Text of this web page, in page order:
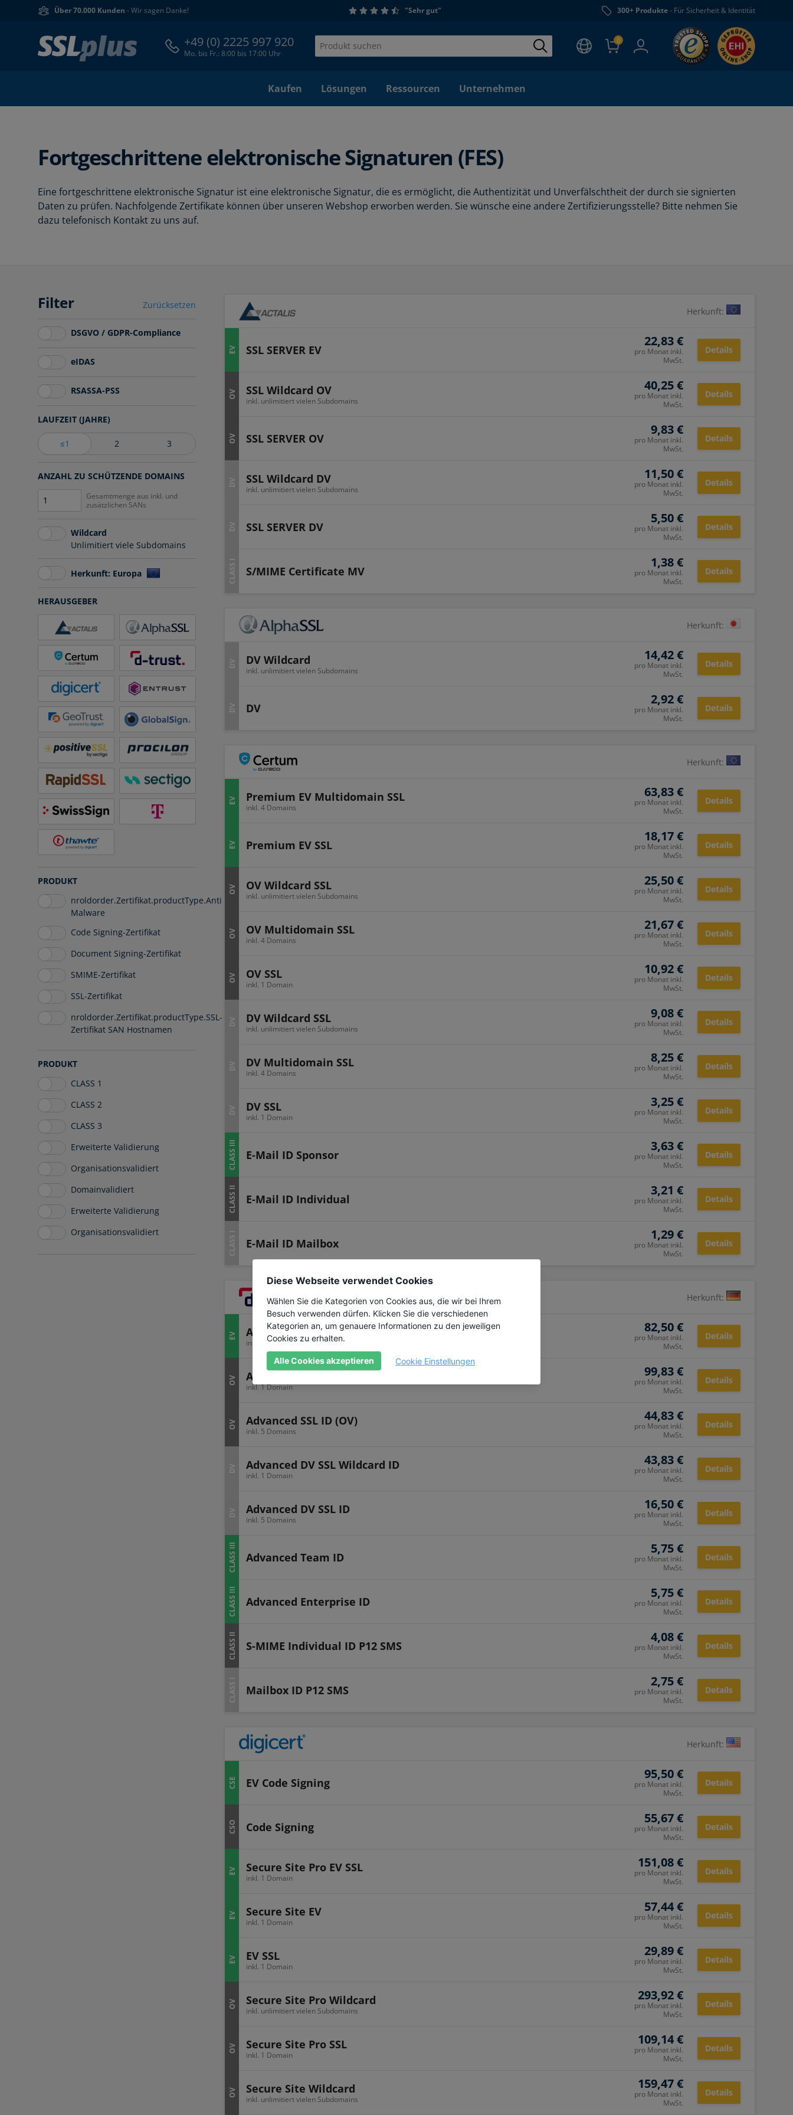
Über 70.000 Kunden - Wir sagen Danke! "Sehr gut" 300+ Produkte- Für Sicherheit & Identität
+49 (0) 2225 997 920
Mo. bis Fr.: 8:00 bis 17:00 Uhr
0
Kaufen Lösungen Ressourcen Unternehmen
Fortgeschrittene elektronische Signaturen (FES)
Eine fortgeschrittene elektronische Signatur ist eine elektronische Signatur, die es ermöglicht, die Authentizität und Unverfälschtheit der durch sie signierten
Daten zu prüfen. Nachfolgende Zertifikate können über unseren Webshop erworben werden. Sie wünsche eine andere Zertifizierungsstelle? Bitte nehmen Sie
dazu telefonisch Kontakt zu uns auf.
Filter Zurücksetzen
DSGVO / GDPR-Compliance
eIDAS
RSASSA-PSS
LAUFZEIT (JAHRE)
≤1 2 3
ANZAHL ZU SCHÜTZENDE DOMAINS
Gesamtmenge aus inkl. und
zusätzlichen SANs
Wildcard
Unlimitiert viele Subdomains
Herkunft: Europa
HERAUSGEBER
PRODUKT
nroldorder.Zertifikat.productType.Anti
Malware
Code Signing-Zertifikat
Document Signing-Zertifikat
SMIME-Zertifikat
SSL-Zertifikat
nroldorder.Zertifikat.productType.SSL-
Zertifikat SAN Hostnamen
PRODUKT
CLASS 1
CLASS 2
CLASS 3
Erweiterte Validierung
Organisationsvalidiert
Domainvalidiert
Erweiterte Validierung
Organisationsvalidiert
Herkunft:
EV SSL SERVER EV
22,83 €
pro Monat inkl.
MwSt.
Details
OV SSL Wildcard OV
inkl. unlimitiert vielen Subdomains
40,25 €
pro Monat inkl.
MwSt.
Details
OV SSL SERVER OV
9,83 €
pro Monat inkl.
MwSt.
Details
DV SSL Wildcard DV
inkl. unlimitiert vielen Subdomains
11,50 €
pro Monat inkl.
MwSt.
Details
DV SSL SERVER DV
5,50 €
pro Monat inkl.
MwSt.
Details
CLASS I S/MIME Certificate MV
1,38 €
pro Monat inkl.
MwSt.
Details
Herkunft:
DV DV Wildcard
inkl. unlimitiert vielen Subdomains
14,42 €
pro Monat inkl.
MwSt.
Details
DV DV
2,92 €
pro Monat inkl.
MwSt.
Details
Herkunft:
EV Premium EV Multidomain SSL
inkl. 4 Domains
63,83 €
pro Monat inkl.
MwSt.
Details
EV Premium EV SSL
18,17 €
pro Monat inkl.
MwSt.
Details
OV OV Wildcard SSL
inkl. unlimitiert vielen Subdomains
25,50 €
pro Monat inkl.
MwSt.
Details
OV OV Multidomain SSL
inkl. 4 Domains
21,67 €
pro Monat inkl.
MwSt.
Details
OV OV SSL
inkl. 1 Domain
10,92 €
pro Monat inkl.
MwSt.
Details
DV DV Wildcard SSL
inkl. unlimitiert vielen Subdomains
9,08 €
pro Monat inkl.
MwSt.
Details
DV DV Multidomain SSL
inkl. 4 Domains
8,25 €
pro Monat inkl.
MwSt.
Details
DV DV SSL
inkl. 1 Domain
3,25 €
pro Monat inkl.
MwSt.
Details
CLASS III E-Mail ID Sponsor
3,63 €
pro Monat inkl.
MwSt.
Details
CLASS II E-Mail ID Individual
3,21 €
pro Monat inkl.
MwSt.
Details
CLASS I E-Mail ID Mailbox
1,29 €
pro Monat inkl.
MwSt.
Details
Herkunft:
EV Advanced EV SSL ID
inkl. 5 Domains
82,50 €
pro Monat inkl.
MwSt.
Details
OV Advanced SSL ID (OV) Wildcard
inkl. 1 Domain
99,83 €
pro Monat inkl.
MwSt.
Details
OV Advanced SSL ID (OV)
inkl. 5 Domains
44,83 €
pro Monat inkl.
MwSt.
Details
DV Advanced DV SSL Wildcard ID
inkl. 1 Domain
43,83 €
pro Monat inkl.
MwSt.
Details
DV Advanced DV SSL ID
inkl. 5 Domains
16,50 €
pro Monat inkl.
MwSt.
Details
CLASS III Advanced Team ID
5,75 €
pro Monat inkl.
MwSt.
Details
CLASS III Advanced Enterprise ID
5,75 €
pro Monat inkl.
MwSt.
Details
CLASS II S-MIME Individual ID P12 SMS
4,08 €
pro Monat inkl.
MwSt.
Details
CLASS I Mailbox ID P12 SMS
2,75 €
pro Monat inkl.
MwSt.
Details
Herkunft:
CSE EV Code Signing
95,50 €
pro Monat inkl.
MwSt.
Details
CSO Code Signing
55,67 €
pro Monat inkl.
MwSt.
Details
EV Secure Site Pro EV SSL
inkl. 1 Domain
151,08 €
pro Monat inkl.
MwSt.
Details
EV Secure Site EV
inkl. 1 Domain
57,44 €
pro Monat inkl.
MwSt.
Details
EV EV SSL
inkl. 1 Domain
29,89 €
pro Monat inkl.
MwSt.
Details
OV Secure Site Pro Wildcard
inkl. unlimitiert vielen Subdomains
293,92 €
pro Monat inkl.
MwSt.
Details
OV Secure Site Pro SSL
inkl. 1 Domain
109,14 €
pro Monat inkl.
MwSt.
Details
OV Secure Site Wildcard
inkl. unlimitiert vielen Subdomains
159,47 €
pro Monat inkl.
MwSt.
Details
Diese Webseite verwendet Cookies
Wählen Sie die Kategorien von Cookies aus, die wir bei Ihrem
Besuch verwenden dürfen. Klicken Sie die verschiedenen
Kategorien an, um genauere Informationen zu den jeweiligen
Cookies zu erhalten.
Alle Cookies akzeptieren Cookie Einstellungen